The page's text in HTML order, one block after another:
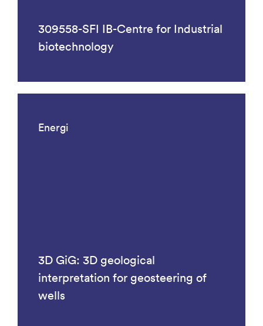
309558-SFI IB-Centre for Industrial
biotechnology
Energi
3D GiG: 3D geological
interpretation for geosteering of
wells